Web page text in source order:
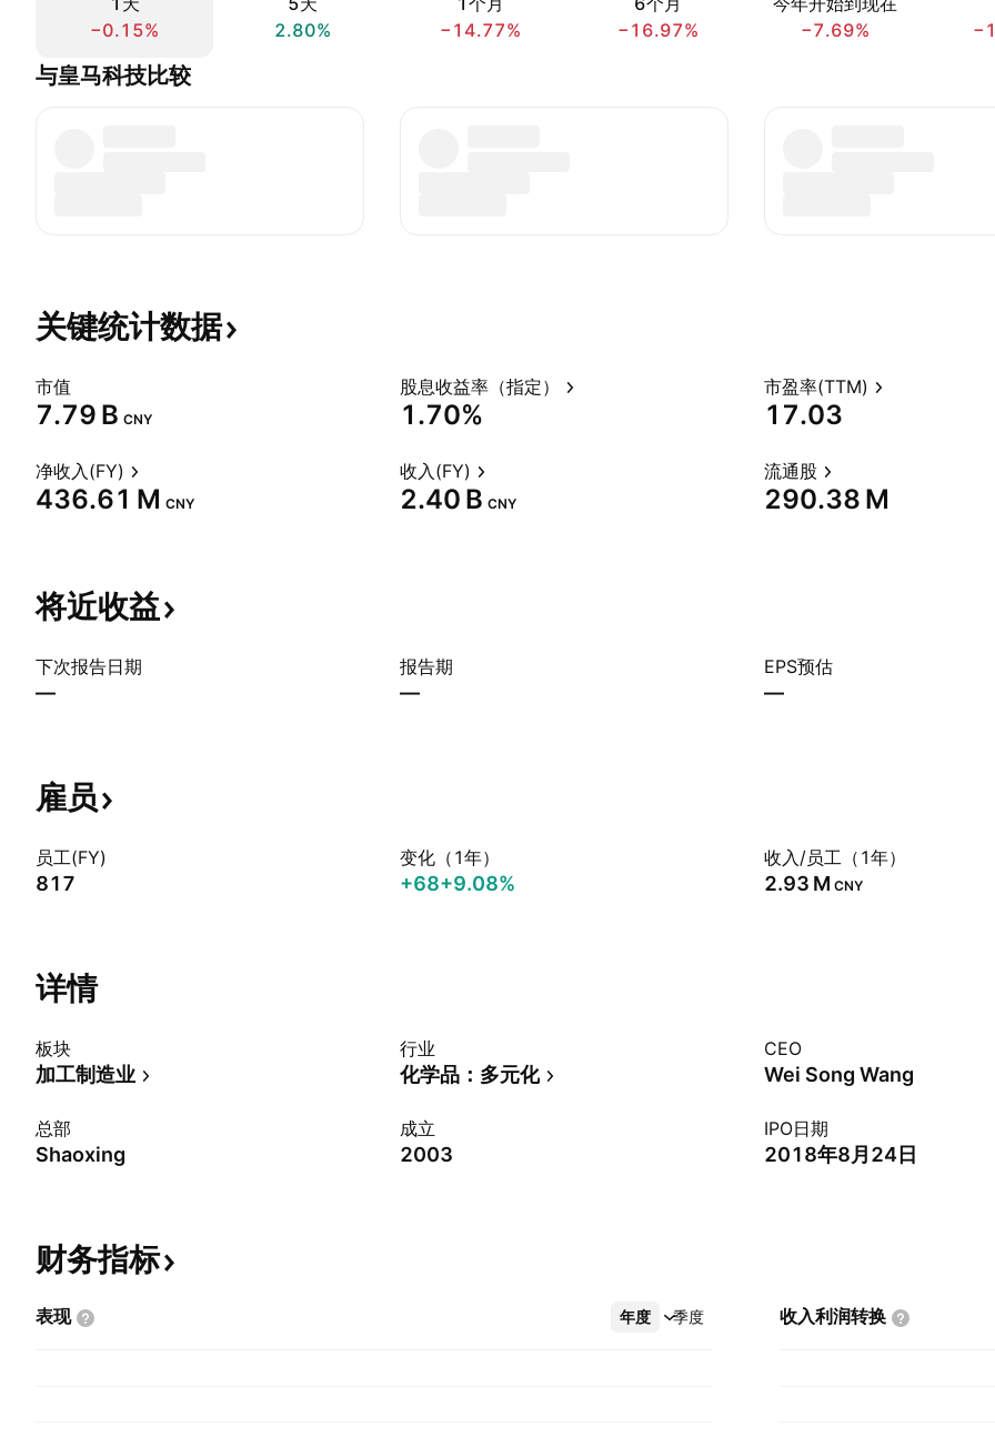
−0.15%
2.80%
−14.77%
−16.97%
−7.69%
与皇马科技比较
关键统计数据
市值
‪7.79 B‬ CNY
股息收益率（指定）
1.70%
市盈率(TTM)
17.03
净收入(FY)
‪436.61 M‬ CNY
收入(FY)
‪2.40 B‬ CNY
流通股
‪290.38 M‬
将近收益
下次报告日期
—
报告期
—
EPS预估
—
雇员
员工(FY)
817
变化（1年）
+68+9.08%
收入/员工（1年）
‪2.93 M‬ CNY
详情
板块
加工制造业
行业
化学品：多元化
CEO
Wei Song Wang
总部
Shaoxing
成立
2003
IPO日期
2018年8月24日
财务指标
表现 年度 季度
更多 收入利润转换